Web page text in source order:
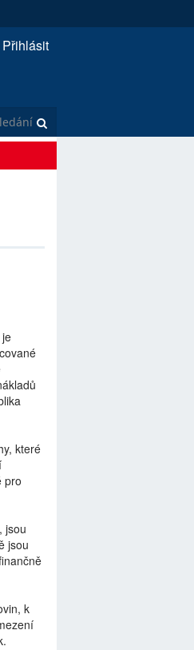
Přihlásit
které
pro
jsou
jsou
k